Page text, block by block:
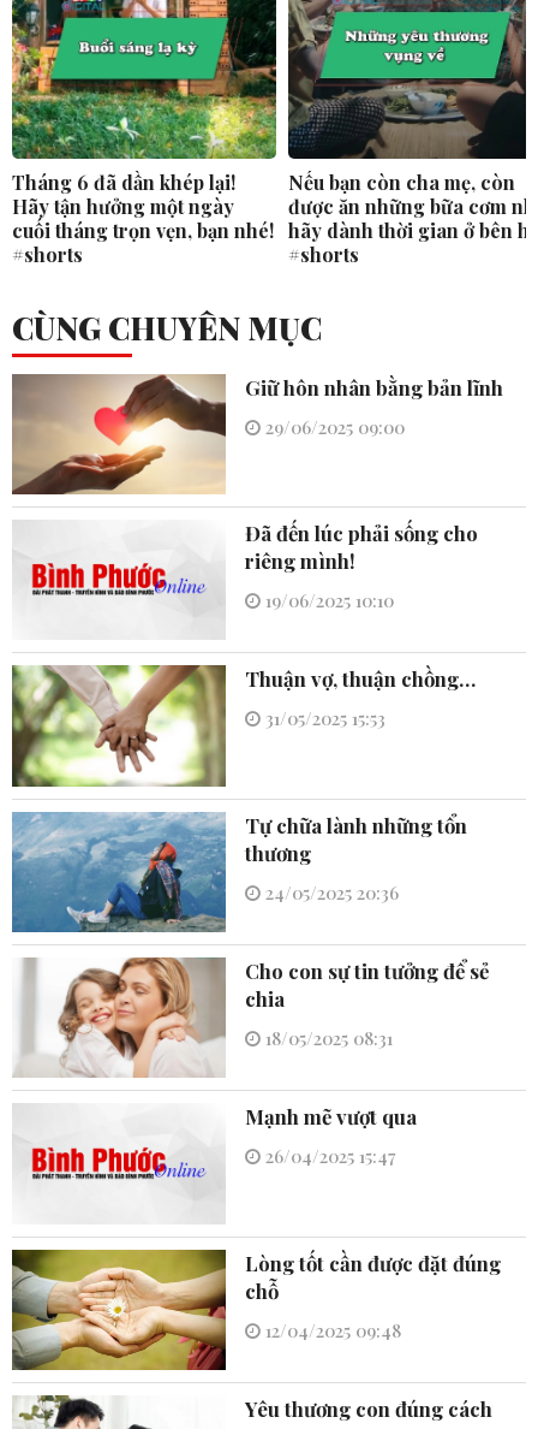
Tháng 6 đã dần khép lại!
Hãy tận hưởng một ngày
cuối tháng trọn vẹn, bạn nhé!
#shorts
Nếu bạn còn cha mẹ, còn
được ăn những bữa cơm
hãy dành thời gian ở bên
#shorts
CÙNG CHUYÊN MỤC
Giữ hôn nhân bằng bản lĩnh
29/06/2025 09:00
Đã đến lúc phải sống cho
riêng mình!
19/06/2025 10:10
Thuận vợ, thuận chồng…
31/05/2025 15:53
Tự chữa lành những tổn
thương
24/05/2025 20:36
Cho con sự tin tưởng để sẻ
chia
18/05/2025 08:31
Mạnh mẽ vượt qua
26/04/2025 15:47
Lòng tốt cần được đặt đúng
chỗ
12/04/2025 09:48
Yêu thương con đúng cách